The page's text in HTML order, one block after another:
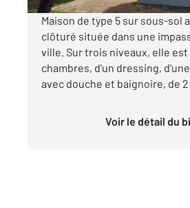
Maison de type 5 sur sous-sol
clôturé située dans une
ville. Sur trois niveaux, elle
chambres, d'un dressing,
avec douche et baignoire, de 2
Voir le détail du